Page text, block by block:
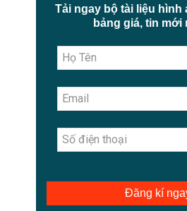
Tải ngay bộ tài liệu hình
bảng giá, tin mới
Đăng kí